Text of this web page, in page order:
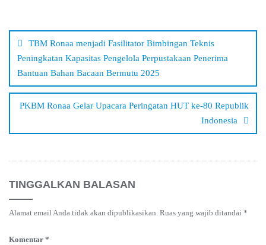
pos
TBM Ronaa menjadi Fasilitator Bimbingan Teknis
Peningkatan Kapasitas Pengelola Perpustakaan Penerima
Bantuan Bahan Bacaan Bermutu 2025
PKBM Ronaa Gelar Upacara Peringatan HUT ke-80 Republik
Indonesia
TINGGALKAN BALASAN
Alamat email Anda tidak akan dipublikasikan. Ruas yang wajib ditandai *
Komentar *